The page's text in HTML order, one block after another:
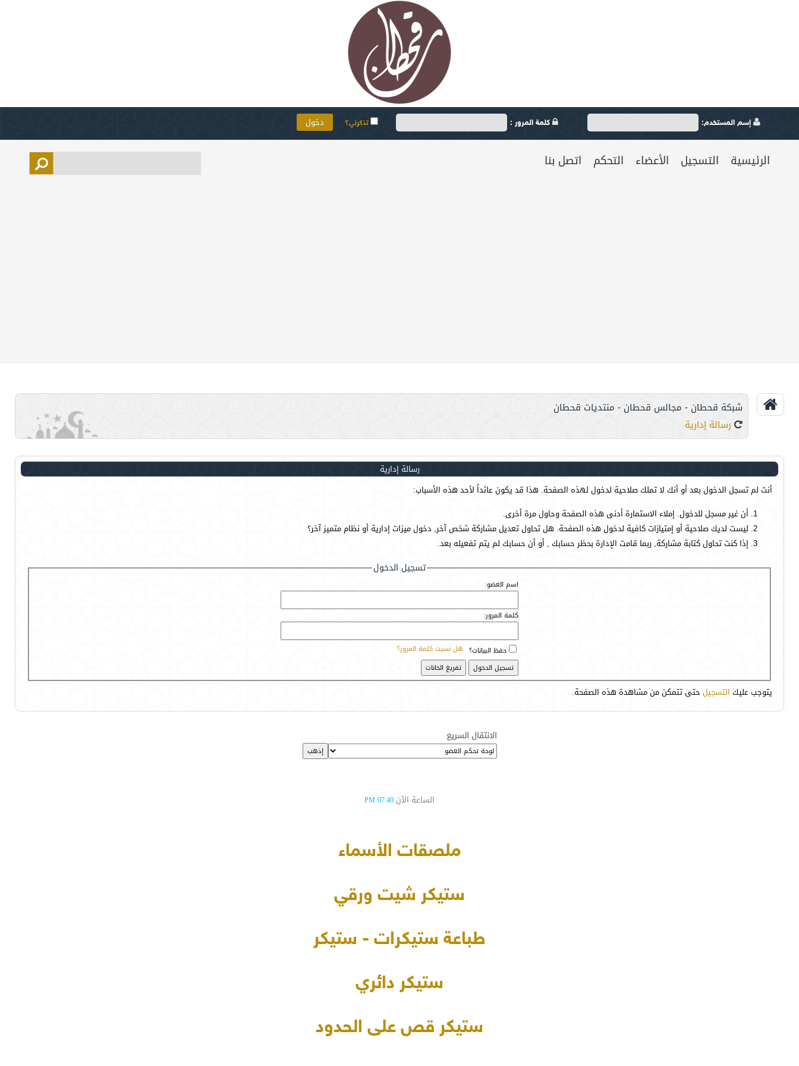
إسم المستخدم: كلمة المرور : تذكرني؟
الرئيسية التسجيل الأعضاء التحكم اتصل بنا
شبكة قحطان - مجالس قحطان - منتديات قحطان
رسالة إدارية
رسالة إدارية
أنت لم تسجل الدخول بعد أو أنك لا تملك صلاحية لدخول لهذه الصفحة. هذا قد يكون عائداً لأحد هذه الأسباب:
أن غير مسجل للدخول. إملاء الاستمارة أدنى هذه الصفحة وحاول مرة أخرى.
ليست لديك صلاحية أو إمتيازات كافية لدخول هذه الصفحة. هل تحاول تعديل مشاركة شخص آخر, دخول ميزات إدارية أو نظام متميز آخر؟
إذا كنت تحاول كتابة مشاركة, ربما قامت الإدارة بحظر حسابك , أو أن حسابك لم يتم تفعيله بعد.
تسجيل الدخول
اسم العضو:
كلمة المرور:
هل نسيت كلمة المرور؟ حفظ البيانات؟
يتوجب عليك التسجيل حتى تتمكن من مشاهدة هذه الصفحة.
الانتقال السريع
الساعة الآن 07:40 PM
ملصقات الأسماء
ستيكر شيت ورقي
طباعة ستيكرات - ستيكر
ستيكر دائري
ستيكر قص على الحدود